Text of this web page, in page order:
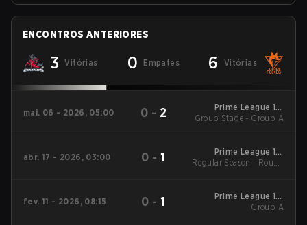
ENCONTROS ANTERIORES
3 Vitórias 0 Empates 6 Vitórias
mai. 06 - 2026, 05:00 0 - 2
Prime League 1st
Division - Prime
Group Stage - Group A
abr. 17 - 2026, 03:00 0 -1
Prime League 1st
Division - Prime
Regular Season - Round
fev. 11 - 2026, 08:15 0 -1
Prime League 1st
Division Winter 2026
Group A